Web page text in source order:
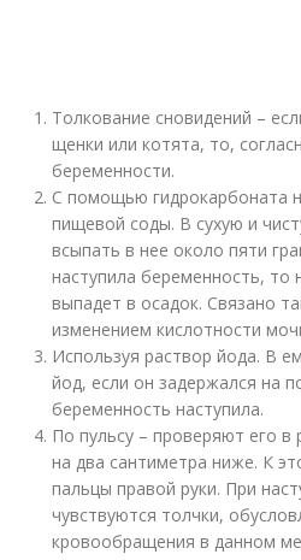
Толкование сновидений –
щенки или котята, то,
беременности.
С помощью гидрокарбоната
пищевой соды. В сухую и
всыпать в нее около пяти
наступила беременность, то
выпадет в осадок. Связано
изменением кислотности
Используя раствор йода. В
йод, если он задержался на
беременность наступила.
По пульсу – проверяют его в
на два сантиметра ниже. К
пальцы правой руки. При
чувствуются толчки,
кровообращения в данном